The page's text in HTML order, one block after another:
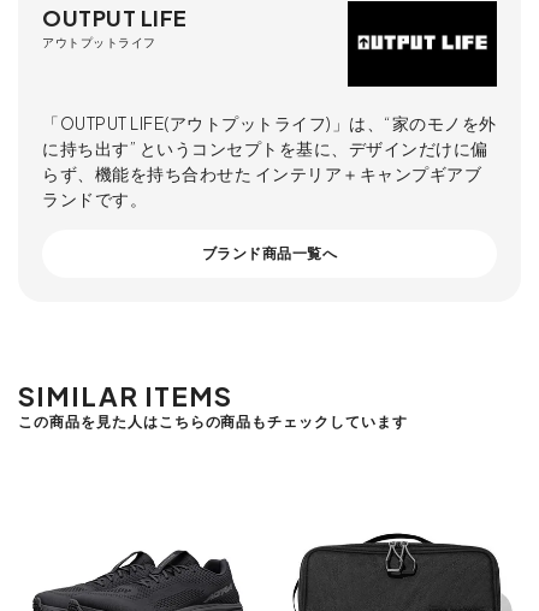
OUTPUT LIFE
アウトプットライフ
「OUTPUT LIFE(アウトプットライフ)」は、“家のモノを外
に持ち出す” というコンセプトを基に、デザインだけに偏
らず、機能を持ち合わせた インテリア＋キャンプギアブ
ランドです。
ブランド商品一覧へ
SIMILAR ITEMS
この商品を見た人はこちらの商品もチェックしています